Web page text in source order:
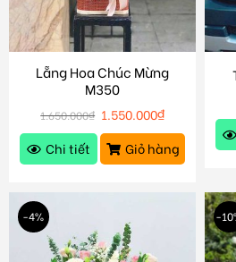
Lẵng Hoa Chúc Mừng
M350
1.650.000₫ 1.550.000₫
Chi tiết
Giỏ hàng
-4% -